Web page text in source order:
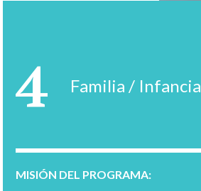
4 Familia / Infancia
MISIÓN DEL PROGRAMA: